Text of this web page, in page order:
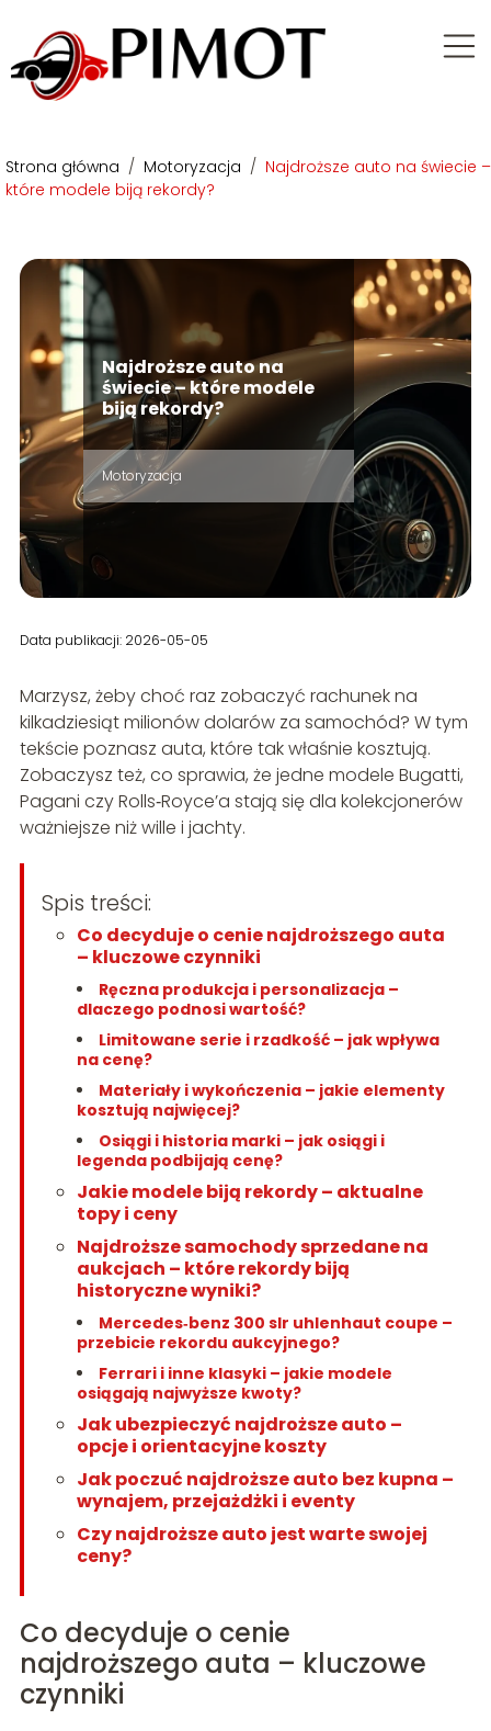
Strona główna / Motoryzacja / Najdroższe auto na świecie –
które modele biją rekordy?
Najdroższe auto na
świecie – które modele
biją rekordy?
Motoryzacja
Data publikacji: 2026-05-05
Marzysz, żeby choć raz zobaczyć rachunek na
kilkadziesiąt milionów dolarów za samochód? W tym
tekście poznasz auta, które tak właśnie kosztują.
Zobaczysz też, co sprawia, że jedne modele Bugatti,
Pagani czy Rolls‑Royce’a stają się dla kolekcjonerów
ważniejsze niż wille i jachty.
Spis treści:
Co decyduje o cenie najdroższego auta
– kluczowe czynniki
Ręczna produkcja i personalizacja –
dlaczego podnosi wartość?
Limitowane serie i rzadkość – jak wpływa
na cenę?
Materiały i wykończenia – jakie elementy
kosztują najwięcej?
Osiągi i historia marki – jak osiągi i
legenda podbijają cenę?
Jakie modele biją rekordy – aktualne
topy i ceny
Najdroższe samochody sprzedane na
aukcjach – które rekordy biją
historyczne wyniki?
Mercedes‑benz 300 slr uhlenhaut coupe –
przebicie rekordu aukcyjnego?
Ferrari i inne klasyki – jakie modele
osiągają najwyższe kwoty?
Jak ubezpieczyć najdroższe auto –
opcje i orientacyjne koszty
Jak poczuć najdroższe auto bez kupna –
wynajem, przejażdżki i eventy
Czy najdroższe auto jest warte swojej
ceny?
Co decyduje o cenie
najdroższego auta – kluczowe
czynniki